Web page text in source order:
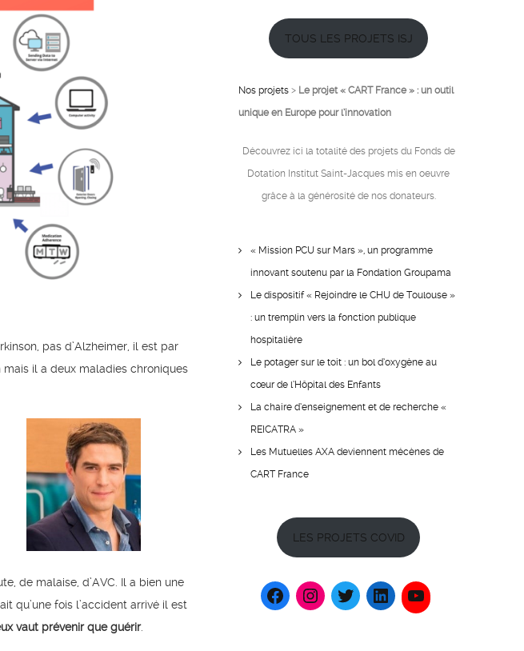
pas d’Alzheimer, il est par
il a deux maladies chroniques
de malaise, d’AVC. Il a bien une
qu’une fois l’accident arrivé il est
vaut prévenir que guérir.
TOUS LES PROJETS ISJ
Nos projets > Le projet « CART France » : un outil
unique en Europe pour l’innovation
Découvrez ici la totalité des projets du Fonds de
Dotation Institut Saint-Jacques mis en oeuvre
grâce à la générosité de nos donateurs.
« Mission PCU sur Mars », un programme
innovant soutenu par la Fondation Groupama
Le dispositif « Rejoindre le CHU de Toulouse »
: un tremplin vers la fonction publique
hospitalière
Le potager sur le toit : un bol d’oxygène au
cœur de l’Hôpital des Enfants
La chaire d’enseignement et de recherche «
REICATRA »
Les Mutuelles AXA deviennent mécènes de
CART France
LES PROJETS COVID